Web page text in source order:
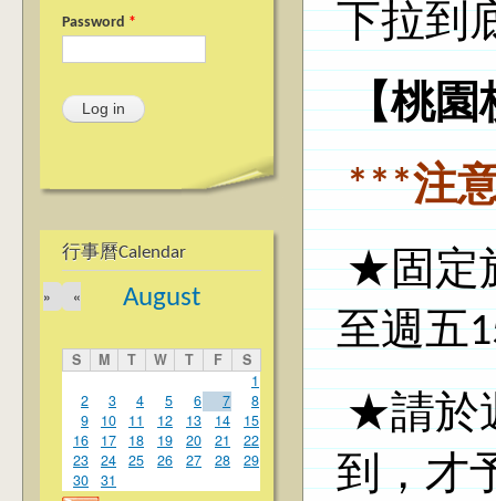
Password *
行事曆Calendar
August
«
»
S M T W T F
S
1
2
3 4 5 6 7
8
9
10 11 12 13 14
15
16
17 18 19 20 21
22
23
24 25 26 27 28
29
30
31
下拉到
【桃園
***注
★固定
至週五
★請於
到，才